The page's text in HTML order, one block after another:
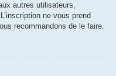
autres utilisateurs,
ne vous prend
recommandons de le faire.